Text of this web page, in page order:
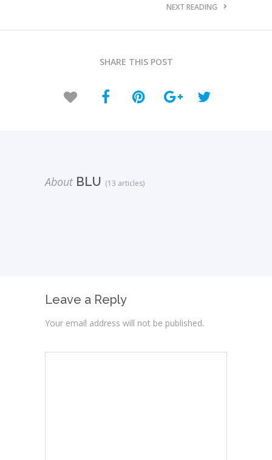
NEXT READING
SHARE THIS POST
AboutBLU (13 articles)
Leave a Reply
Your email address will not be published.